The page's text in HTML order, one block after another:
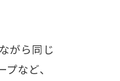
がら同じ
など、